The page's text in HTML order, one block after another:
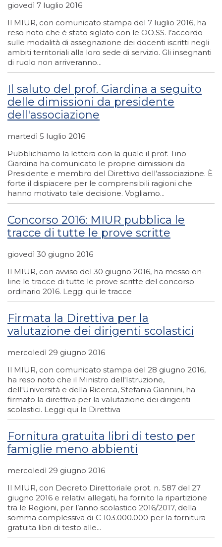
giovedì 7 luglio 2016
Il MIUR, con comunicato stampa del 7 luglio 2016, ha
reso noto che è stato siglato con le OO.SS. l’accordo
sulle modalità di assegnazione dei docenti iscritti negli
ambiti territoriali alla loro sede di servizio. Gli insegnanti
di ruolo non arriveranno...
Il saluto del prof. Giardina a seguito
delle dimissioni da presidente
dell'associazione
martedì 5 luglio 2016
Pubblichiamo la lettera con la quale il prof. Tino
Giardina ha comunicato le proprie dimissioni da
Presidente e membro del Direttivo dell’associazione. È
forte il dispiacere per le comprensibili ragioni che
hanno motivato tale decisione. Vogliamo...
Concorso 2016: MIUR pubblica le
tracce di tutte le prove scritte
giovedì 30 giugno 2016
Il MIUR, con avviso del 30 giugno 2016, ha messo on-
line le tracce di tutte le prove scritte del concorso
ordinario 2016. Leggi qui le tracce
Firmata la Direttiva per la
valutazione dei dirigenti scolastici
mercoledì 29 giugno 2016
Il MIUR, con comunicato stampa del 28 giugno 2016,
ha reso noto che il Ministro dell'Istruzione,
dell'Università e della Ricerca, Stefania Giannini, ha
firmato la direttiva per la valutazione dei dirigenti
scolastici. Leggi qui la Direttiva
Fornitura gratuita libri di testo per
famiglie meno abbienti
mercoledì 29 giugno 2016
Il MIUR, con Decreto Direttoriale prot. n. 587 del 27
giugno 2016 e relativi allegati, ha fornito la ripartizione
tra le Regioni, per l’anno scolastico 2016/2017, della
somma complessiva di € 103.000.000 per la fornitura
gratuita libri di testo alle...